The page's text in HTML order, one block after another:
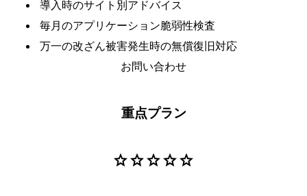
導入時のサイト別アドバイス
毎月のアプリケーション脆弱性検査
万一の改ざん被害発生時の無償復旧対応
お問い合わせ
重点プラン
starstarstarstarstar